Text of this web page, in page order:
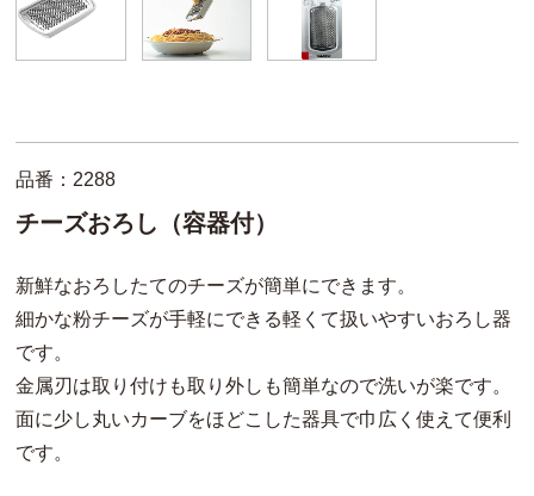
品番：2288
チーズおろし（容器付）
新鮮なおろしたてのチーズが簡単にできます。
細かな粉チーズが手軽にできる軽くて扱いやすいおろし器
です。
金属刃は取り付けも取り外しも簡単なので洗いが楽です。
面に少し丸いカーブをほどこした器具で巾広く使えて便利
です。